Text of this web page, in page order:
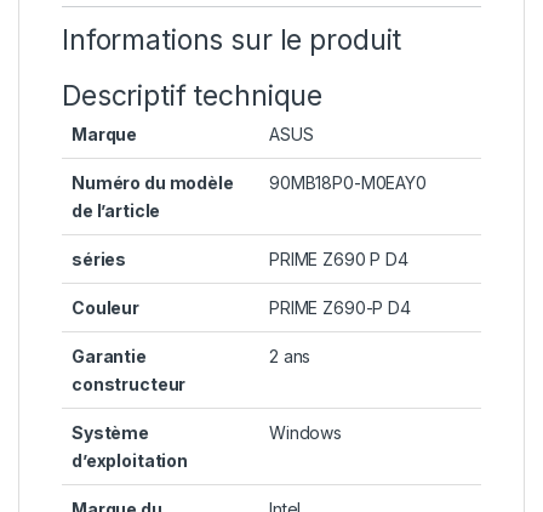
Informations sur le produit
Descriptif technique
Marque ‎ASUS
Numéro du modèle
de l’article
‎90MB18P0-M0EAY0
séries ‎PRIME Z690 P D4
Couleur ‎PRIME Z690-P D4
Garantie
constructeur
‎2 ans
Système
d’exploitation
‎Windows